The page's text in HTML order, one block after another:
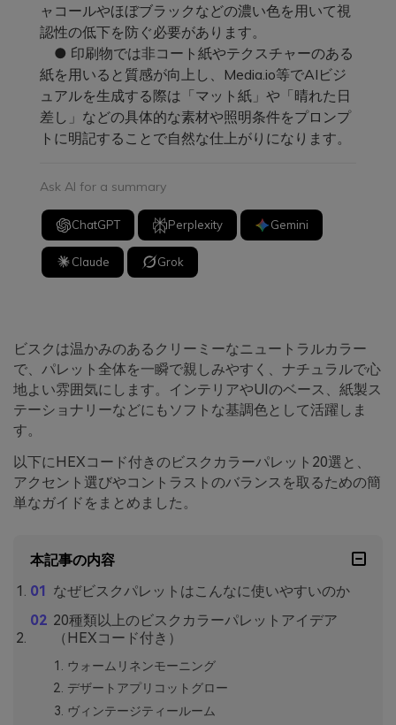
ャコールやほぼブラックなどの濃い色を用いて視
認性の低下を防ぐ必要があります。
● 印刷物では非コート紙やテクスチャーのある
紙を用いると質感が向上し、Media.io等でAIビジ
ュアルを生成する際は「マット紙」や「晴れた日
差し」などの具体的な素材や照明条件をプロンプ
トに明記することで自然な仕上がりになります。
Ask AI for a summary
ChatGPT Perplexity Gemini
Claude Grok
ビスクは温かみのあるクリーミーなニュートラルカラー
で、パレット全体を一瞬で親しみやすく、ナチュラルで心
地よい雰囲気にします。インテリアやUIのベース、紙製ス
テーショナリーなどにもソフトな基調色として活躍しま
す。
以下にHEXコード付きのビスクカラーパレット20選と、
アクセント選びやコントラストのバランスを取るための簡
単なガイドをまとめました。
本記事の内容
なぜビスクパレットはこんなに使いやすいのか
20種類以上のビスクカラーパレットアイデア
（HEXコード付き）
ウォームリネンモーニング
デザートアプリコットグロー
ヴィンテージティールーム